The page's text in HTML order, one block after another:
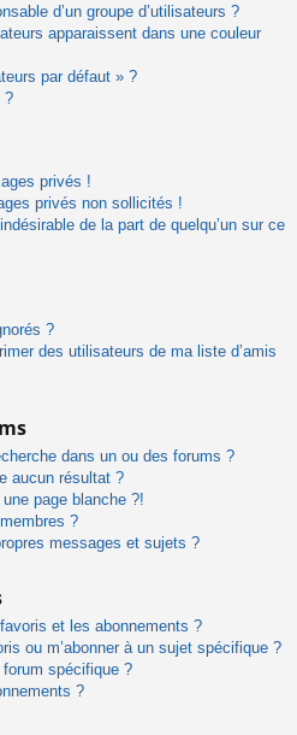
d’un groupe d’utilisateurs ?
apparaissent dans une couleur
par défaut » ?
?
privés !
privés non sollicités !
de la part de quelqu’un sur ce
?
des utilisateurs de ma liste d’amis
dans un ou des forums ?
aucun résultat ?
page blanche ?!
?
messages et sujets ?
et les abonnements ?
ou m’abonner à un sujet spécifique ?
forum spécifique ?
?